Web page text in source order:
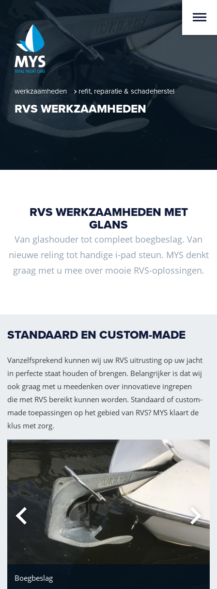
werkzaamheden refit, reparatie & schadeherstel
RVS WERKZAAMHEDEN
RVS WERKZAAMHEDEN MET
GLANS
Van glashouder tot compleet boegbeslag. Van
nieuwe reling tot handige i-pad steun. MYS denkt
graag met u mee over mooie RVS-oplossingen.
STANDAARD EN CUSTOM-MADE
Vanzelfsprekend kunnen wij uw RVS uitrusting op uw jacht
in perfecte staat houden of brengen. Belangrijker is dat wij
ook graag met u meedenken over innovatieve ingrepen
die met RVS bereikt kunnen worden. Standaard of custom-
made toepassingen op het gebied van RVS? MYS klaart de
klus met zorg.
Boegbeslag